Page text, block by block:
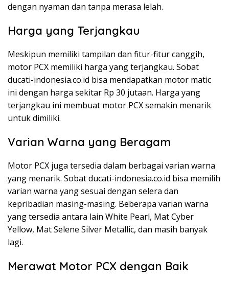
dengan nyaman dan tanpa merasa lelah.
Harga yang Terjangkau
Meskipun memiliki tampilan dan fitur-fitur canggih,
motor PCX memiliki harga yang terjangkau. Sobat
ducati-indonesia.co.id bisa mendapatkan motor matic
ini dengan harga sekitar Rp 30 jutaan. Harga yang
terjangkau ini membuat motor PCX semakin menarik
untuk dimiliki.
Varian Warna yang Beragam
Motor PCX juga tersedia dalam berbagai varian warna
yang menarik. Sobat ducati-indonesia.co.id bisa memilih
varian warna yang sesuai dengan selera dan
kepribadian masing-masing. Beberapa varian warna
yang tersedia antara lain White Pearl, Mat Cyber
Yellow, Mat Selene Silver Metallic, dan masih banyak
lagi.
Merawat Motor PCX dengan Baik